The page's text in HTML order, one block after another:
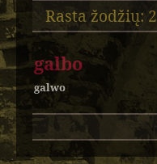
Rasta žodžių: 2
galbo
galwo